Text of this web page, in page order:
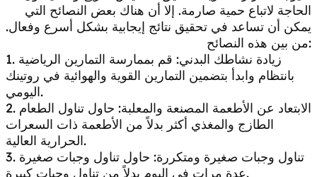
الحاجة لاتباع حمية صارمة. إلا أن هناك بعض النصائح التي
يمكن أن تساعد في تحقيق نتائج إيجابية بشكل أسرع وفعال.
من بين هذه النصائح:
1. زيادة نشاطك البدني: قم بممارسة التمارين الرياضية
بانتظام وابدأ بتضمين التمارين القوية والهوائية في روتينك
اليومي.
2. الابتعاد عن الأطعمة المصنعة والمعلبة: حاول تناول الطعام
الطازج والمغذي أكثر بدلاً من الأطعمة ذات السعرات
الحرارية العالية.
3. تناول وجبات صغيرة ومتكررة: حاول تناول وجبات صغيرة
عدة مرات في اليوم بدلاً من تناول وجبات كبيرة.